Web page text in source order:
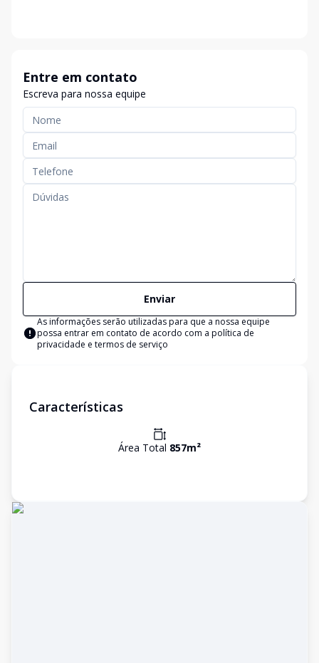
Entre em contato
Escreva para nossa equipe
Enviar
As informações serão utilizadas para que a nossa equipe
possa entrar em contato de acordo com a política de
privacidade e termos de serviço
Características
Área Total 857m²